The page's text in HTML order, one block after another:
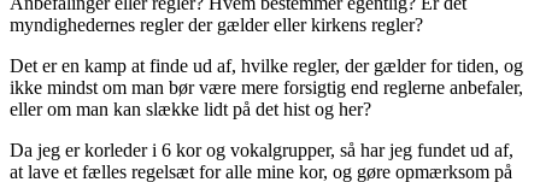
myndighedernes regler der gælder eller kirkens regler?
Det er en kamp at finde ud af, hvilke regler, der gælder for tiden, og
ikke mindst om man bør være mere forsigtig end reglerne anbefaler,
eller om man kan slække lidt på det hist og her?
Da jeg er korleder i 6 kor og vokalgrupper, så har jeg fundet ud af,
at lave et fælles regelsæt for alle mine kor, og gøre opmærksom på